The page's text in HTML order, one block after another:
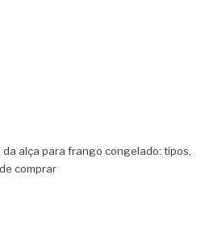
da alça para frango congelado: tipos,
comprar